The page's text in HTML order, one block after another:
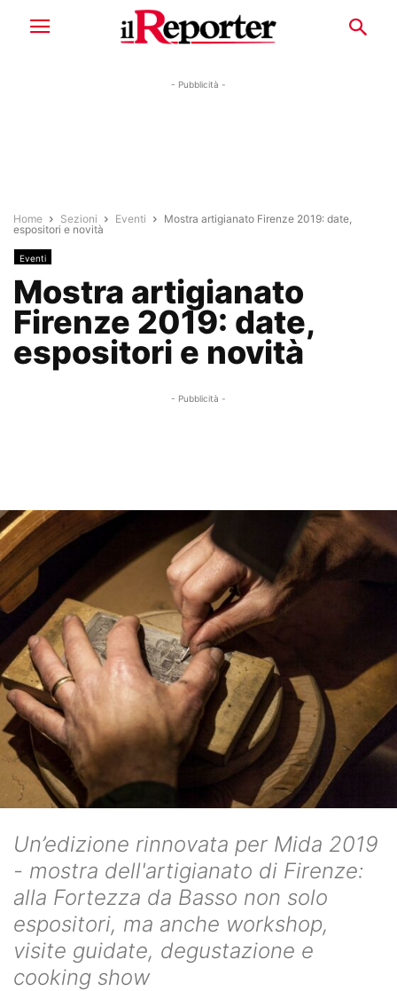
- Pubblicità -
Home Sezioni Eventi
Mostra artigianato Firenze 2019: date,
espositori e novità
Eventi
Mostra artigianato
Firenze 2019: date,
espositori e novità
- Pubblicità -
Un’edizione rinnovata per Mida 2019
- mostra dell'artigianato di Firenze:
alla Fortezza da Basso non solo
espositori, ma anche workshop,
visite guidate, degustazione e
cooking show